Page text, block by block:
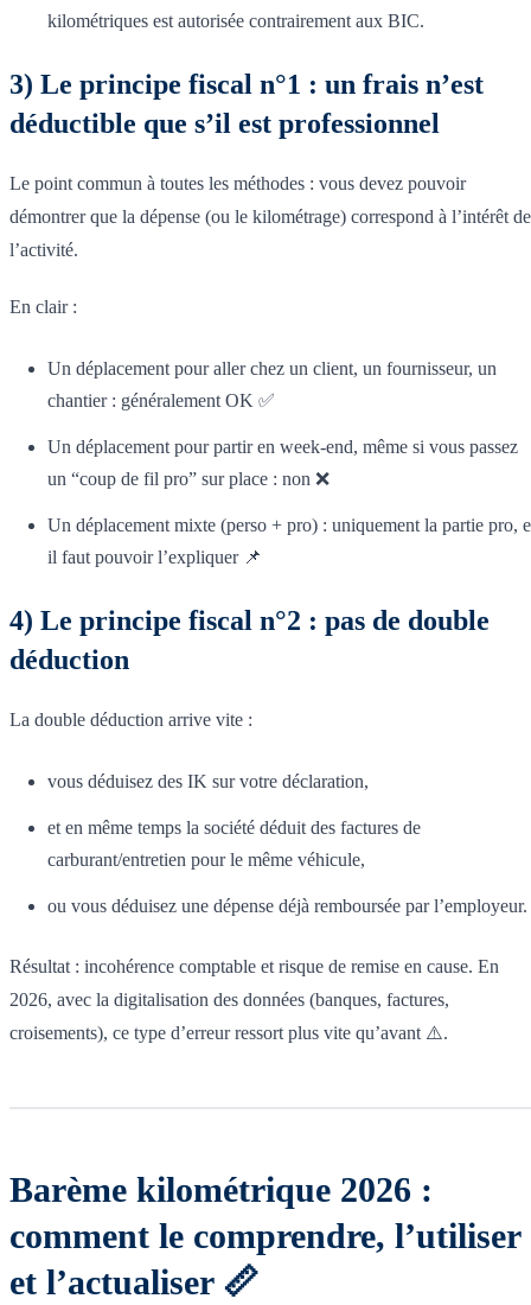
kilométriques est autorisée contrairement aux BIC.
3) Le principe fiscal n°1 : un frais n’est
déductible que s’il est professionnel
Le point commun à toutes les méthodes : vous devez pouvoir
démontrer que la dépense (ou le kilométrage) correspond à l’intérêt de
l’activité.
En clair :
Un déplacement pour aller chez un client, un fournisseur, un
chantier : généralement OK ✅
Un déplacement pour partir en week-end, même si vous passez
un “coup de fil pro” sur place : non ❌
Un déplacement mixte (perso + pro) : uniquement la partie pro,
il faut pouvoir l’expliquer 📌
4) Le principe fiscal n°2 : pas de double
déduction
La double déduction arrive vite :
vous déduisez des IK sur votre déclaration,
et en même temps la société déduit des factures de
carburant/entretien pour le même véhicule,
ou vous déduisez une dépense déjà remboursée par l’employeur.
Résultat : incohérence comptable et risque de remise en cause. En
2026, avec la digitalisation des données (banques, factures,
croisements), ce type d’erreur ressort plus vite qu’avant ⚠️.
Barème kilométrique 2026 :
comment le comprendre, l’utiliser
et l’actualiser 📏